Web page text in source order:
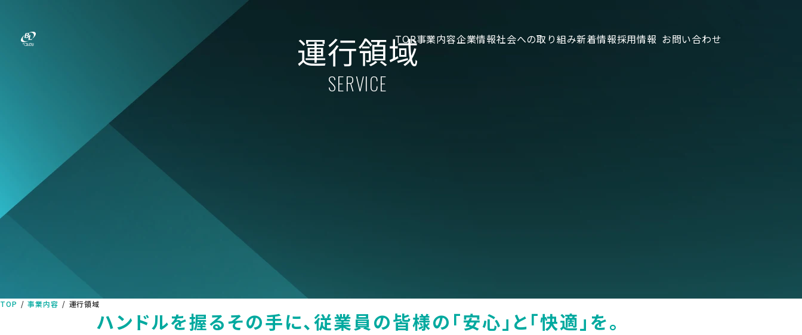
TOP事業内容企業情報社会への取り組み新着情報採用情報 お問い合わせ
運行領域
SERVICE
TOP 事業内容 運行領域
ハンドルを握るその手に、従業員の皆様の「安心」と「快適」を。